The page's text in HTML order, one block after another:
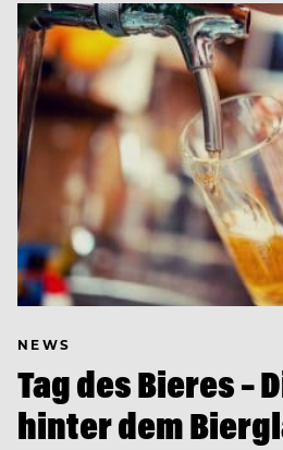
NEWS
Tag des Bieres –
hinter dem